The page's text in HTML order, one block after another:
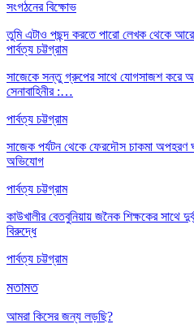
সংগঠনের বিক্ষোভ
তুমি এটাও পছন্দ করতে পারো লেখক থেকে
পার্বত্য চট্টগ্রাম
সাজেকে সন্তু গ্রুপের সাথে যোগসাজশ করে
সেনাবাহিনীর :…
পার্বত্য চট্টগ্রাম
সাজেক পর্যটন থেকে ফেরদৌস চাকমা অপহরণ
অভিযোগ
পার্বত্য চট্টগ্রাম
কাউখালীর বেতবুনিয়ায় জনৈক শিক্ষকের সাথে
বিরুদ্ধে
পার্বত্য চট্টগ্রাম
মতামত
আমরা কিসের জন্য লড়ছি?